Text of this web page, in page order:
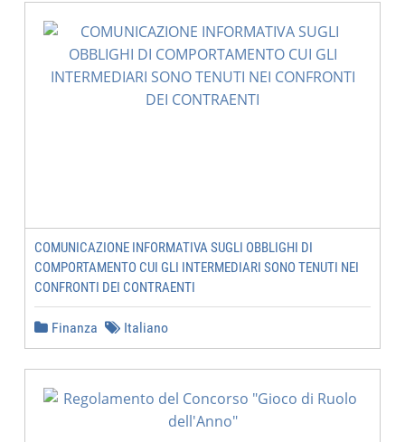
COMUNICAZIONE INFORMATIVA SUGLI OBBLIGHI DI
COMPORTAMENTO CUI GLI INTERMEDIARI SONO TENUTI NEI
CONFRONTI DEI CONTRAENTI
Finanza Italiano